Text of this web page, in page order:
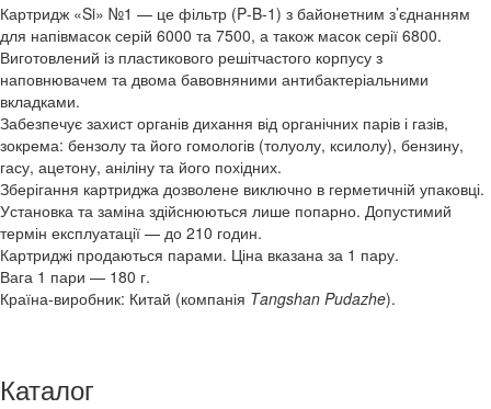
Картридж «Si» №1 — це фільтр (P-B-1) з байонетним з’єднанням
для напівмасок серій 6000 та 7500, а також масок серії 6800.
Виготовлений із пластикового решітчастого корпусу з
наповнювачем та двома бавовняними антибактеріальними
вкладками.
Забезпечує захист органів дихання від органічних парів і газів,
зокрема: бензолу та його гомологів (толуолу, ксилолу), бензину,
гасу, ацетону, аніліну та його похідних.
Зберігання картриджа дозволене виключно в герметичній упаковці.
Установка та заміна здійснюються лише попарно. Допустимий
термін експлуатації — до 210 годин.
Картриджі продаються парами. Ціна вказана за 1 пару.
Вага 1 пари — 180 г.
Країна-виробник: Китай (компанія Tangshan Pudazhe).
Каталог